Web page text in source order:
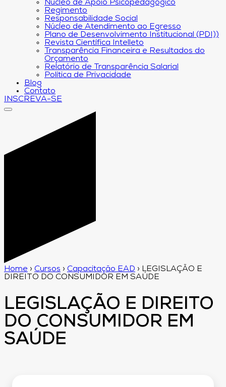
Núcleo de Apoio Psicopedagógico
Regimento
Responsabilidade Social
Núcleo de Atendimento ao Egresso
Plano de Desenvolvimento Institucional (PDI))
Revista Científica Intelleto
Transparência Financeira e Resultados do
Orçamento
Relatório de Transparência Salarial
Política de Privacidade
Blog
Contato
INSCREVA-SE
Home › Cursos › Capacitação EAD › LEGISLAÇÃO E
DIREITO DO CONSUMIDOR EM SAÚDE
LEGISLAÇÃO E DIREITO
DO CONSUMIDOR EM
SAÚDE